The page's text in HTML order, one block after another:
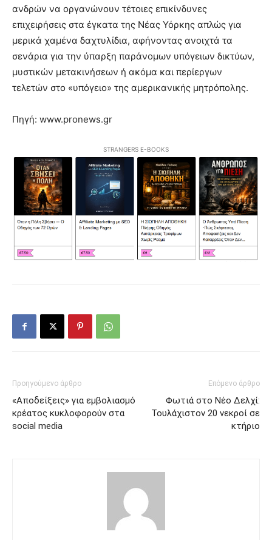
ανδρών να οργανώνουν τέτοιες επικίνδυνες
επιχειρήσεις στα έγκατα της Νέας Υόρκης απλώς για
μερικά χαμένα δαχτυλίδια, αφήνοντας ανοιχτά τα
σενάρια για την ύπαρξη παράνομων υπόγειων δικτύων,
μυστικών μετακινήσεων ή ακόμα και περίεργων
τελετών στο «υπόγειο» της αμερικανικής μητρόπολης.
Πηγή: www.pronews.gr
STRANGERS E-BOOKS
Προηγούμενο άρθρο
«Αποδείξεις» για εμβολιασμό
κρέατος κυκλοφορούν στα
social media
Επόμενο άρθρο
Φωτιά στο Νέο Δελχί:
Τουλάχιστον 20 νεκροί σε
κτήριο